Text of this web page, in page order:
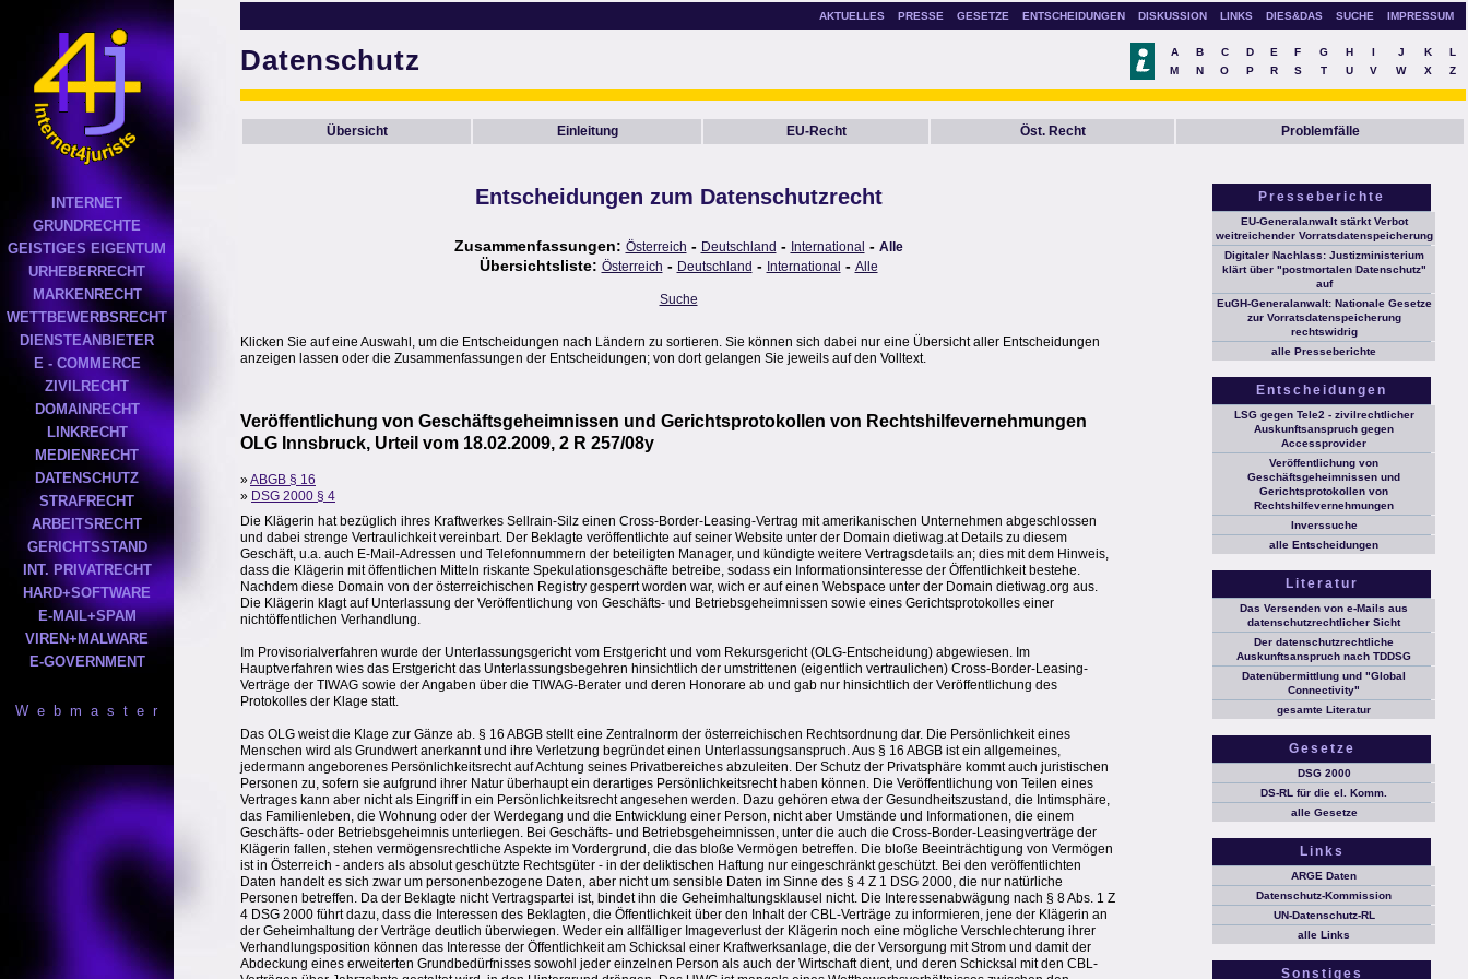
INTERNET
GRUNDRECHTE
GEISTIGES EIGENTUM
URHEBERRECHT
MARKENRECHT
WETTBEWERBSRECHT
DIENSTEANBIETER
E - COMMERCE
ZIVILRECHT
DOMAINRECHT
LINKRECHT
MEDIENRECHT
DATENSCHUTZ
STRAFRECHT
ARBEITSRECHT
GERICHTSSTAND
INT. PRIVATRECHT
HARD+SOFTWARE
E-MAIL+SPAM
VIREN+MALWARE
E-GOVERNMENT
W e b m a s t e r
AKTUELLES PRESSE GESETZE ENTSCHEIDUNGEN DISKUSSION LINKS DIES&DAS SUCHE IMPRESSUM
Datenschutz A B C D E F G H I J K
L
M
N O P R S T U V W X Z
Übersicht Einleitung EU-Recht Öst. Recht Problemfälle
Entscheidungen zum Datenschutzrecht
Zusammenfassungen: Österreich - Deutschland - International - Alle
Übersichtsliste: Österreich - Deutschland - International - Alle
Suche
Klicken Sie auf eine Auswahl, um die Entscheidungen nach Ländern zu sortieren. Sie können sich dabei nur eine Übersicht aller Entscheidungen
anzeigen lassen oder die Zusammenfassungen der Entscheidungen; von dort gelangen Sie jeweils auf den Volltext.
Veröffentlichung von Geschäftsgeheimnissen und Gerichtsprotokollen von Rechtshilfevernehmungen
OLG Innsbruck, Urteil vom 18.02.2009, 2 R 257/08y
»ABGB § 16
» DSG 2000 § 4
Die Klägerin hat bezüglich ihres Kraftwerkes Sellrain-Silz einen Cross-Border-Leasing-Vertrag mit amerikanischen Unternehmen abgeschlossen
und dabei strenge Vertraulichkeit vereinbart. Der Beklagte veröffentlichte auf seiner Website unter der Domain dietiwag.at Details zu diesem
Geschäft, u.a. auch E-Mail-Adressen und Telefonnummern der beteiligten Manager, und kündigte weitere Vertragsdetails an; dies mit dem Hinweis,
dass die Klägerin mit öffentlichen Mitteln riskante Spekulationsgeschäfte betreibe, sodass ein Informationsinteresse der Öffentlichkeit bestehe.
Nachdem diese Domain von der österreichischen Registry gesperrt worden war, wich er auf einen Webspace unter der Domain dietiwag.org aus.
Die Klägerin klagt auf Unterlassung der Veröffentlichung von Geschäfts- und Betriebsgeheimnissen sowie eines Gerichtsprotokolles einer
nichtöffentlichen Verhandlung.
Im Provisorialverfahren wurde der Unterlassungsgericht vom Erstgericht und vom Rekursgericht (OLG-Entscheidung) abgewiesen. Im
Hauptverfahren wies das Erstgericht das Unterlassungsbegehren hinsichtlich der umstrittenen (eigentlich vertraulichen) Cross-Border-Leasing-
Verträge der TIWAG sowie der Angaben über die TIWAG-Berater und deren Honorare ab und gab nur hinsichtlich der Veröffentlichung des
Protokolles der Klage statt.
Das OLG weist die Klage zur Gänze ab. § 16 ABGB stellt eine Zentralnorm der österreichischen Rechtsordnung dar. Die Persönlichkeit eines
Menschen wird als Grundwert anerkannt und ihre Verletzung begründet einen Unterlassungsanspruch. Aus § 16 ABGB ist ein allgemeines,
jedermann angeborenes Persönlichkeitsrecht auf Achtung seines Privatbereiches abzuleiten. Der Schutz der Privatsphäre kommt auch juristischen
Personen zu, sofern sie aufgrund ihrer Natur überhaupt ein derartiges Persönlichkeitsrecht haben können. Die Veröffentlichung von Teilen eines
Vertrages kann aber nicht als Eingriff in ein Persönlichkeitsrecht angesehen werden. Dazu gehören etwa der Gesundheitszustand, die Intimsphäre,
das Familienleben, die Wohnung oder der Werdegang und die Entwicklung einer Person, nicht aber Umstände und Informationen, die einem
Geschäfts- oder Betriebsgeheimnis unterliegen. Bei Geschäfts- und Betriebsgeheimnissen, unter die auch die Cross-Border-Leasingverträge der
Klägerin fallen, stehen vermögensrechtliche Aspekte im Vordergrund, die das bloße Vermögen betreffen. Die bloße Beeinträchtigung von Vermögen
ist in Österreich - anders als absolut geschützte Rechtsgüter - in der deliktischen Haftung nur eingeschränkt geschützt. Bei den veröffentlichten
Daten handelt es sich zwar um personenbezogene Daten, aber nicht um sensible Daten im Sinne des § 4 Z 1 DSG 2000, die nur natürliche
Personen betreffen. Da der Beklagte nicht Vertragspartei ist, bindet ihn die Geheimhaltungsklausel nicht. Die Interessenabwägung nach § 8 Abs. 1 Z
4 DSG 2000 führt dazu, dass die Interessen des Beklagten, die Öffentlichkeit über den Inhalt der CBL-Verträge zu informieren, jene der Klägerin an
der Geheimhaltung der Verträge deutlich überwiegen. Weder ein allfälliger Imageverlust der Klägerin noch eine mögliche Verschlechterung ihrer
Verhandlungsposition können das Interesse der Öffentlichkeit am Schicksal einer Kraftwerksanlage, die der Versorgung mit Strom und damit der
Abdeckung eines erweiterten Grundbedürfnisses sowohl jeder einzelnen Person als auch der Wirtschaft dient, und deren Schicksal mit den CBL-
Presseberichte
EU-Generalanwalt stärkt Verbot
weitreichender Vorratsdatenspeicherung
Digitaler Nachlass: Justizministerium
klärt über "postmortalen Datenschutz"
auf
EuGH-Generalanwalt: Nationale Gesetze
zur Vorratsdatenspeicherung
rechtswidrig
alle Presseberichte
Entscheidungen
LSG gegen Tele2 - zivilrechtlicher
Auskunftsanspruch gegen
Accessprovider
Veröffentlichung von
Geschäftsgeheimnissen und
Gerichtsprotokollen von
Rechtshilfevernehmungen
Inverssuche
alle Entscheidungen
Literatur
Das Versenden von e-Mails aus
datenschutzrechtlicher Sicht
Der datenschutzrechtliche
Auskunftsanspruch nach TDDSG
Datenübermittlung und "Global
Connectivity"
gesamte Literatur
Gesetze
DSG 2000
DS-RL für die el. Komm.
alle Gesetze
Links
ARGE Daten
Datenschutz-Kommission
UN-Datenschutz-RL
alle Links
Sonstiges